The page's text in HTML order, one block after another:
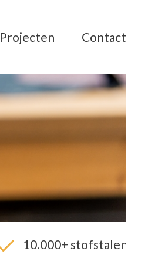
Projecten Contact
10.000+ stofstalen